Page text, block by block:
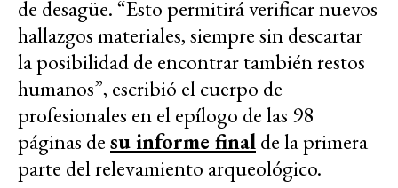
de desagüe. “Esto permitirá verificar nuevos
hallazgos materiales, siempre sin descartar
la posibilidad de encontrar también restos
humanos”, escribió el cuerpo de
profesionales en el epílogo de las 98
páginas desu informe finalde la primera
parte del relevamiento arqueológico.